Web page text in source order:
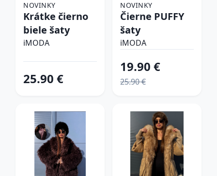
NOVINKY
Krátke čierno
biele šaty
iMODA
25.90 €
NOVINKY
Čierne PUFFY
šaty
iMODA
19.90 €
25.90 €